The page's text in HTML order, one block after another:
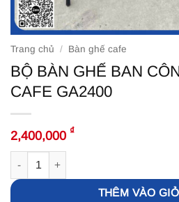
Trang chủ / Bàn ghế cafe
BỘ BÀN GHẾ BAN
CAFE GA2400
2,400,000 ₫
THÊM VÀO